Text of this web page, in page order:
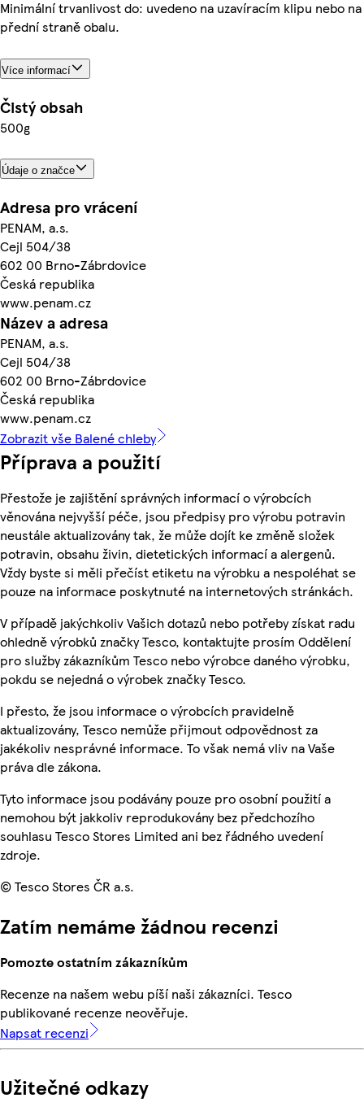
Minimální trvanlivost do: uvedeno na uzavíracím klipu nebo na
přední straně obalu.
Více informací
Čistý obsah
500g
Údaje o značce
Adresa pro vrácení
PENAM, a.s.
Cejl 504/38
602 00 Brno-Zábrdovice
Česká republika
www.penam.cz
Název a adresa
PENAM, a.s.
Cejl 504/38
602 00 Brno-Zábrdovice
Česká republika
www.penam.cz
Zobrazit vše Balené chleby
Příprava a použití
Přestože je zajištění správných informací o výrobcích
věnována nejvyšší péče, jsou předpisy pro výrobu potravin
neustále aktualizovány tak, že může dojít ke změně složek
potravin, obsahu živin, dietetických informací a alergenů.
Vždy byste si měli přečíst etiketu na výrobku a nespoléhat se
pouze na informace poskytnuté na internetových stránkách.
V případě jakýchkoliv Vašich dotazů nebo potřeby získat radu
ohledně výrobků značky Tesco, kontaktujte prosím Oddělení
pro služby zákazníkům Tesco nebo výrobce daného výrobku,
pokdu se nejedná o výrobek značky Tesco.
I přesto, že jsou informace o výrobcích pravidelně
aktualizovány, Tesco nemůže přijmout odpovědnost za
jakékoliv nesprávné informace. To však nemá vliv na Vaše
práva dle zákona.
Tyto informace jsou podávány pouze pro osobní použití a
nemohou být jakkoliv reprodukovány bez předchozího
souhlasu Tesco Stores Limited ani bez řádného uvedení
zdroje.
© Tesco Stores ČR a.s.
Zatím nemáme žádnou recenzi
Pomozte ostatním zákazníkům
Recenze na našem webu píší naši zákazníci. Tesco
publikované recenze neověřuje.
Napsat recenzi
Užitečné odkazy